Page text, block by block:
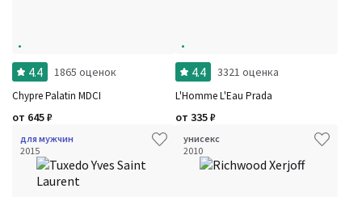
4.4 1865 оценок
Chypre Palatin MDCI
от 645₽
4.4 3321 оценка
L'Homme L'Eau Prada
от 335₽
для мужчин
2015
унисекс
2010